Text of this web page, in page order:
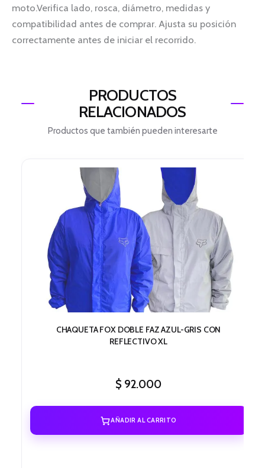
moto.Verifica lado, rosca, diámetro, medidas y
compatibilidad antes de comprar. Ajusta su posición
correctamente antes de iniciar el recorrido.
PRODUCTOS
RELACIONADOS
Productos que también pueden interesarte
CHAQUETA FOX DOBLE FAZ AZUL-GRIS CON
REFLECTIVO XL
$ 92.000
AÑADIR AL CARRITO